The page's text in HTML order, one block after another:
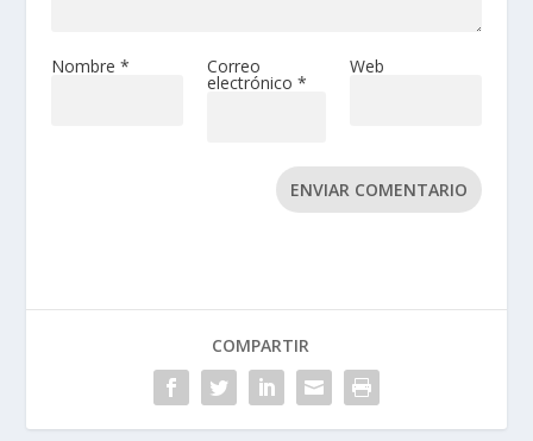
Nombre * Correo
electrónico *
Web
ENVIAR COMENTARIO
COMPARTIR